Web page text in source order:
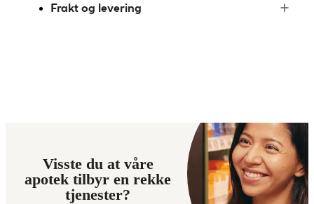
Frakt og levering
Visste du at våre
apotek tilbyr en rekke
tjenester?